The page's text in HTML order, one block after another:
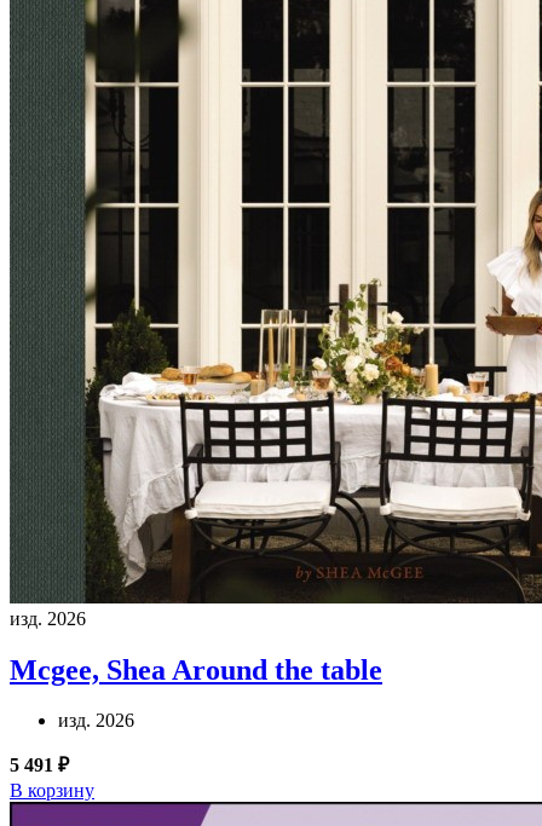
изд. 2026
Mcgee, Shea Around the table
изд. 2026
5 491 ₽
В корзину